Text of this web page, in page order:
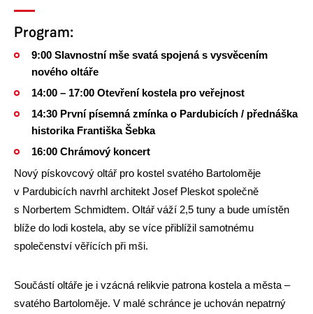
Program:
9:00 Slavnostní mše svatá spojená s vysvěcením
nového oltáře
14:00 – 17:00 Otevření kostela pro veřejnost
14:30 První písemná zmínka o Pardubicích / přednáška
historika Františka Šebka
16:00 Chrámový koncert
Nový pískovcový oltář pro kostel svatého Bartoloměje
v Pardubicích navrhl architekt Josef Pleskot společně
s Norbertem Schmidtem. Oltář váží 2,5 tuny a bude umístěn
blíže do lodi kostela, aby se více přiblížil samotnému
společenství věřících při mši.
Součástí oltáře je i vzácná relikvie patrona kostela a města –
svatého Bartoloměje. V malé schránce je uchován nepatrný